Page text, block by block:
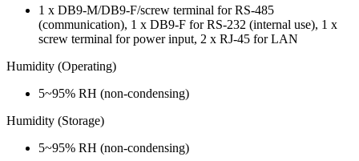
1 x DB9-M/DB9-F/screw terminal for RS-485
(communication), 1 x DB9-F for RS-232 (internal use), 1 x
screw terminal for power input, 2 x RJ-45 for LAN
Humidity (Operating)
5~95% RH (non-condensing)
Humidity (Storage)
5~95% RH (non-condensing)